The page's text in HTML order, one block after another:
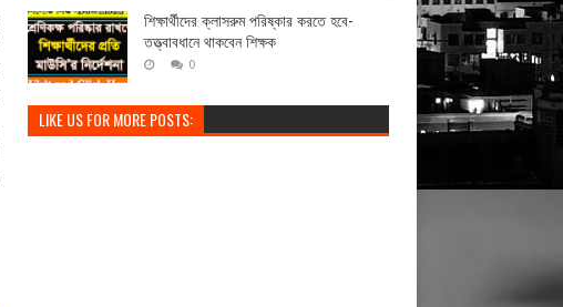
শিক্ষার্থীদের ক্লাসরুম পরিষ্কার করতে হবে-
তত্ত্বাবধানে থাকবেন শিক্ষক
0
LIKE US FOR MORE POSTS: